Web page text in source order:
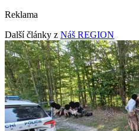
Reklama
Další články z Náš REGION